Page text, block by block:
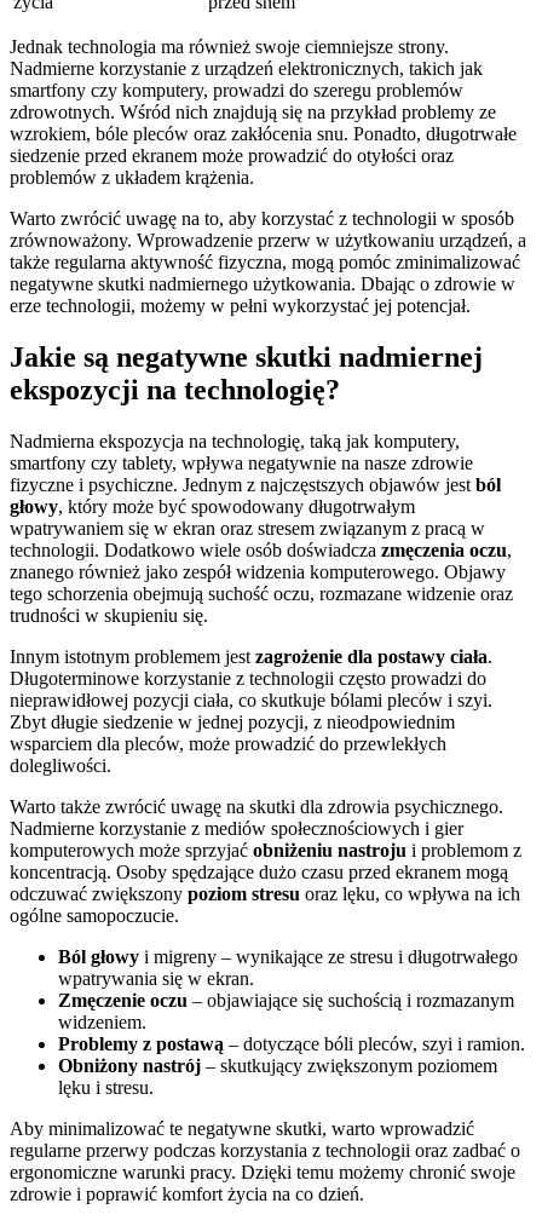
Jednak technologia ma również swoje ciemniejsze strony.
Nadmierne korzystanie z urządzeń elektronicznych, takich jak
smartfony czy komputery, prowadzi do szeregu problemów
zdrowotnych. Wśród nich znajdują się na przykład problemy ze
wzrokiem, bóle pleców oraz zakłócenia snu. Ponadto, długotrwałe
siedzenie przed ekranem może prowadzić do otyłości oraz
problemów z układem krążenia.
Warto zwrócić uwagę na to, aby korzystać z technologii w sposób
zrównoważony. Wprowadzenie przerw w użytkowaniu urządzeń, a
także regularna aktywność fizyczna, mogą pomóc zminimalizować
negatywne skutki nadmiernego użytkowania. Dbając o zdrowie w
erze technologii, możemy w pełni wykorzystać jej potencjał.
Jakie są negatywne skutki nadmiernej
ekspozycji na technologię?
Nadmierna ekspozycja na technologię, taką jak komputery,
smartfony czy tablety, wpływa negatywnie na nasze zdrowie
fizyczne i psychiczne. Jednym z najczęstszych objawów jest ból
głowy, który może być spowodowany długotrwałym
wpatrywaniem się w ekran oraz stresem związanym z pracą w
technologii. Dodatkowo wiele osób doświadcza zmęczenia oczu,
znanego również jako zespół widzenia komputerowego. Objawy
tego schorzenia obejmują suchość oczu, rozmazane widzenie oraz
trudności w skupieniu się.
Innym istotnym problemem jest zagrożenie dla postawy ciała.
Długoterminowe korzystanie z technologii często prowadzi do
nieprawidłowej pozycji ciała, co skutkuje bólami pleców i szyi.
Zbyt długie siedzenie w jednej pozycji, z nieodpowiednim
wsparciem dla pleców, może prowadzić do przewlekłych
dolegliwości.
Warto także zwrócić uwagę na skutki dla zdrowia psychicznego.
Nadmierne korzystanie z mediów społecznościowych i gier
komputerowych może sprzyjać obniżeniu nastroju i problemom z
koncentracją. Osoby spędzające dużo czasu przed ekranem mogą
odczuwać zwiększony poziom stresu oraz lęku, co wpływa na ich
ogólne samopoczucie.
Ból głowy i migreny – wynikające ze stresu i długotrwałego
wpatrywania się w ekran.
Zmęczenie oczu – objawiające się suchością i rozmazanym
widzeniem.
Problemy z postawą – dotyczące bóli pleców, szyi i ramion.
Obniżony nastrój – skutkujący zwiększonym poziomem
lęku i stresu.
Aby minimalizować te negatywne skutki, warto wprowadzić
regularne przerwy podczas korzystania z technologii oraz zadbać o
ergonomiczne warunki pracy. Dzięki temu możemy chronić swoje
zdrowie i poprawić komfort życia na co dzień.